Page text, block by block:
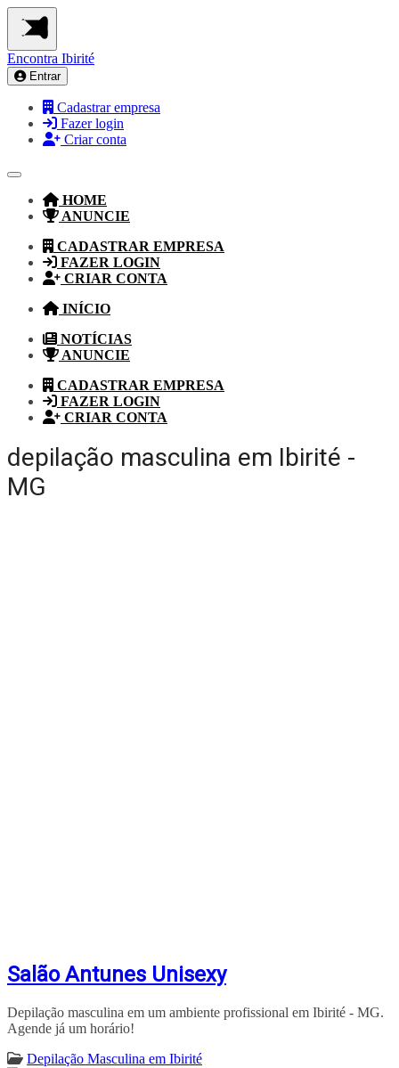
Encontra Ibirité
Entrar
Cadastrar empresa
Fazer login
Criar conta
HOME
ANUNCIE
CADASTRAR EMPRESA
FAZER LOGIN
CRIAR CONTA
INÍCIO
NOTÍCIAS
ANUNCIE
CADASTRAR EMPRESA
FAZER LOGIN
CRIAR CONTA
depilação masculina em Ibirité -
MG
Salão Antunes Unisexy
Depilação masculina em um ambiente profissional em Ibirité - MG.
Agende já um horário!
Depilação Masculina em Ibirité